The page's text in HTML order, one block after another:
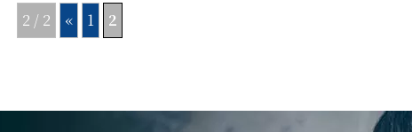
2 / 2 « 1 2